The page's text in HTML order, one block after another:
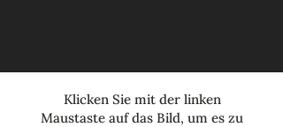
Klicken Sie mit der linken
Maustaste auf das Bild, um es zu